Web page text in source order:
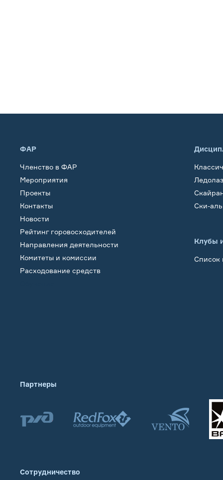
ФАР
Членство в ФАР
Мероприятия
Проекты
Контакты
Новости
Рейтинг горовосходителей
Направления деятельности
Комитеты и комиссии
Расходование средств
Ски-
Клубы
Список
Партнеры
Сотрудничество